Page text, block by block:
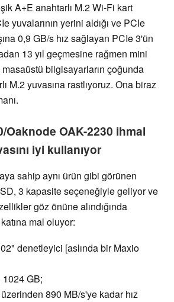
A+E anahtarlı M.2 Wi-Fi kart
yuvalarının yerini aldığı ve PCIe
0,9 GB/s hız sağlayan PCIe 3'ün
13 yıl geçmesine rağmen mini
bilgisayarların çoğunda
M.2 yuvasına rastlıyoruz. Ona biraz
Oaknode OAK-2230 ihmal
iyi kullanıyor
sahip aynı ürün gibi görünen
3 kapasite seçeneğiyle geliyor ve
göz önüne alındığında
mal oluyor:
denetleyici [aslında bir Maxio
GB;
890 MB/s'ye kadar hız